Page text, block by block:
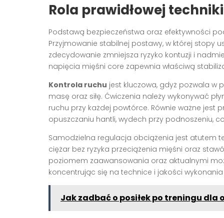
Rola prawidłowej
Podstawą bezpieczeństwa oraz efektywności
Przyjmowanie stabilnej postawy, w której stopy
zdecydowanie zmniejsza ryzyko kontuzji i
napięcia mięśni core zapewnia właściwą
Kontrola ruchu jest kluczowa, gdyż pozwala w
masę oraz siłę. Ćwiczenia należy wykonywać
ruchu przy każdej powtórce. Równie ważne jest
opuszczaniu hantli, wydech przy podnoszeniu,
Samodzielna regulacja obciążenia jest atutem
ciężar bez ryzyka przeciążenia mięśni oraz
poziomem zaawansowania oraz aktualnymi
koncentrując się na technice i jakości
Jak zadbać o posiłek po treningu